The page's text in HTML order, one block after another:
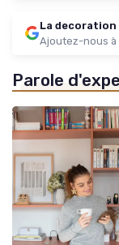
La decoration
Ajoutez-nous à
Parole